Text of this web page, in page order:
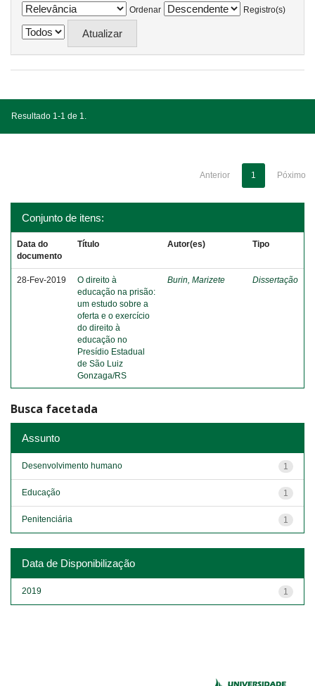
Ordenar
Registro(s)
Resultado 1-1 de 1.
Anterior 1 Póximo
Conjunto de itens:
Data do
documento
Título Autor(es) Tipo
28-Fev-2019
O direito à
educação na prisão:
um estudo sobre a
oferta e o exercício
do direito à
educação no
Presídio Estadual
de São Luiz
Gonzaga/RS
Burin, Marizete Dissertação
Busca facetada
Assunto
1
Desenvolvimento humano
1
Educação
1
Penitenciária
Data de Disponibilização
1
2019